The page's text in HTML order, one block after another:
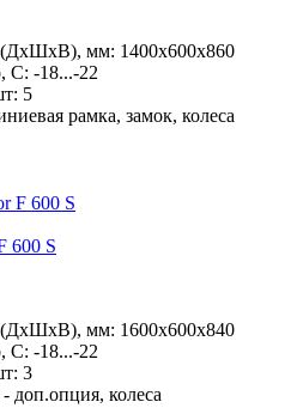
(ДхШхВ), мм: 1400х600х860
C: -18...-22
5
рамка, замок, колеса
600 S
(ДхШхВ), мм: 1600х600х840
C: -18...-22
3
доп.опция, колеса